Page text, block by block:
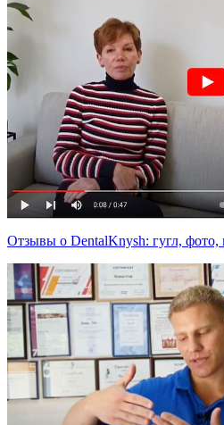
Отзывы о DentalKnysh: гугл, фото,